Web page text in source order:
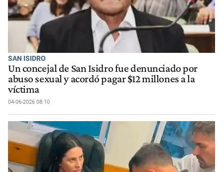
SAN ISIDRO
Un concejal de San Isidro fue denunciado por
abuso sexual y acordó pagar $12 millones a la
víctima
04-06-2026 08:10